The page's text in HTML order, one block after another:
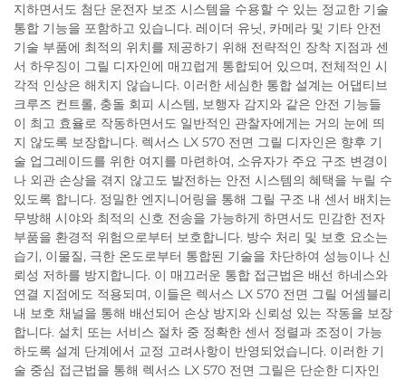
지하면서도 첨단 운전자 보조 시스템을 수용할 수 있는 정교한 기술
통합 기능을 포함하고 있습니다. 레이더 유닛, 카메라 및 기타 안전
기술 부품에 최적의 위치를 제공하기 위해 전략적인 장착 지점과 센
서 하우징이 그릴 디자인에 매끄럽게 통합되어 있으며, 전체적인 시
각적 인상은 해치지 않습니다. 이러한 세심한 통합 설계는 어댑티브
크루즈 컨트롤, 충돌 회피 시스템, 보행자 감지와 같은 안전 기능들
이 최고 효율로 작동하면서도 일반적인 관찰자에게는 거의 눈에 띄
지 않도록 보장합니다. 렉서스 LX 570 전면 그릴 디자인은 향후 기
술 업그레이드를 위한 여지를 마련하여, 소유자가 주요 구조 변경이
나 외관 손상을 겪지 않고도 발전하는 안전 시스템의 혜택을 누릴 수
있도록 합니다. 정밀한 엔지니어링을 통해 그릴 구조 내 센서 배치는
무방해 시야와 최적의 신호 전송을 가능하게 하면서도 민감한 전자
부품을 환경적 위험으로부터 보호합니다. 방수 처리 및 보호 요소는
습기, 이물질, 극한 온도로부터 통합된 기술을 차단하여 성능이나 신
뢰성 저하를 방지합니다. 이 매끄러운 통합 접근법은 배선 하네스와
연결 지점에도 적용되며, 이들은 렉서스 LX 570 전면 그릴 어셈블리
내 보호 채널을 통해 배선되어 손상 방지와 신뢰성 있는 작동을 보장
합니다. 설치 또는 서비스 절차 중 정확한 센서 정렬과 조정이 가능
하도록 설계 단계에서 교정 고려사항이 반영되었습니다. 이러한 기
술 중심 접근법을 통해 렉서스 LX 570 전면 그릴은 단순한 디자인